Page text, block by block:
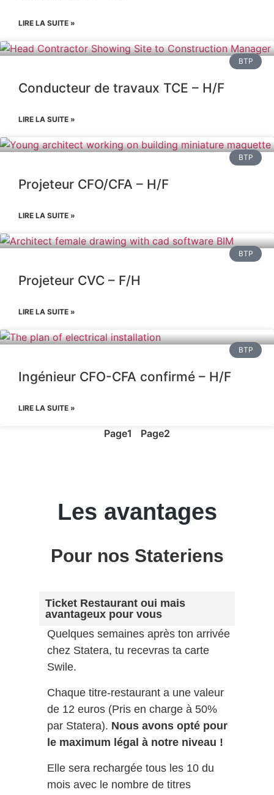
LIRE LA SUITE »
BTP
Conducteur de travaux TCE – H/F
LIRE LA SUITE »
BTP
Projeteur CFO/CFA – H/F
LIRE LA SUITE »
BTP
Projeteur CVC – F/H
LIRE LA SUITE »
BTP
Ingénieur CFO-CFA confirmé – H/F
LIRE LA SUITE »
Page1 Page2
Les avantages
Pour nos Stateriens
Ticket Restaurant oui mais
avantageux pour vous
Quelques semaines après ton arrivée
chez Statera, tu recevras ta carte
Swile.
Chaque titre-restaurant a une valeur
de 12 euros (Pris en charge à 50%
par Statera). Nous avons opté pour
le maximum légal à notre niveau !
Elle sera rechargée tous les 10 du
mois avec le nombre de titres